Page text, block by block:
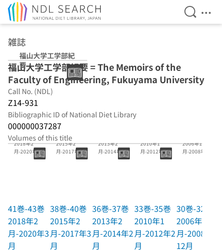
Open
雑誌
福山大学工学部紀
要
福山大学工学部紀要 = The Memoirs of the
Faculty of Engineering, Fukuyama University
Call No. (NDL)
Z14-931
Bibliographic ID of National Diet Library
000000037287
Volumes of this title
41巻-43巻
2018年2
月-2020年3
41巻-43巻
2018年2
月-2020年3
月
38巻-40巻
2015年2
月-2017年3
38巻-40巻
2015年2
月-2017年3
月
2013年2
月-2014年2
36巻-37巻
2013年2
月-2014年2
月
2010年1
月-2012年2
33巻-35巻
2010年1
月-2012年2
月
2006年12
月-2008年12
30巻-32巻
2006年12
月-2008年
12月